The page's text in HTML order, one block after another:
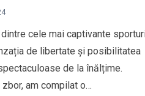
cele mai captivante
de libertate și posibilitatea
de la înălțime.
am compilat o…